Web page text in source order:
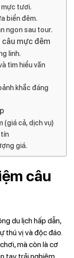
mực tươi.
biển đêm.
ngon sau tour.
câu mực đêm
linh.
tìm hiểu văn
khắc đáng
(giá cả, dịch vụ)
giá.
câu
du lịch hấp dẫn,
thú vị và độc đáo.
mà còn là cơ